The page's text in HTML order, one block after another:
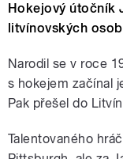
Hokejový útočník
litvínovských
Narodil se v roce
s hokejem začínal
Pak přešel do
Talentovaného